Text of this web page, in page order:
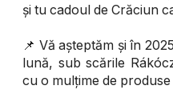
și tu cadoul de Crăciun
📌 Vă așteptăm și în
lună, sub scările
cu o mulțime de